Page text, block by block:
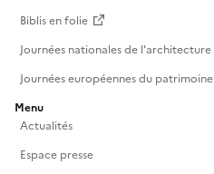
Biblis en folie
Journées nationales de l'architecture
Journées européennes du patrimoine
Menu
Actualités
Espace presse